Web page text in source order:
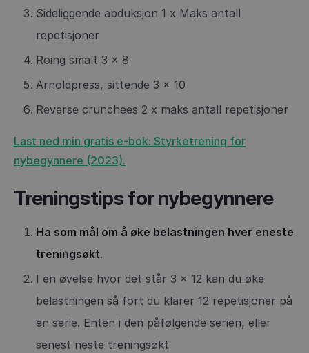
Sideliggende abduksjon 1 x Maks antall
repetisjoner
Roing smalt 3 x 8
Arnoldpress, sittende 3 x 10
Reverse crunchees 2 x maks antall repetisjoner
Last ned min gratis e-bok: Styrketrening for
nybegynnere (2023).
Treningstips for nybegynnere
Ha som mål om å øke belastningen hver eneste
treningsøkt.
I en øvelse hvor det står 3 x 12 kan du øke
belastningen så fort du klarer 12 repetisjoner på
en serie. Enten i den påfølgende serien, eller
senest neste treningsøkt